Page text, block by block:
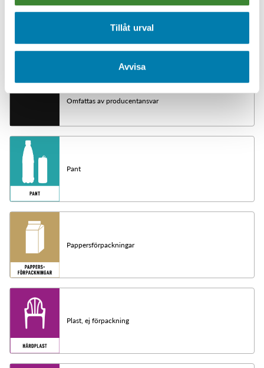
Tillåt urval
Avvisa
Omfattas av producentansvar
Pant
Pappersförpackningar
Plast, ej förpackning